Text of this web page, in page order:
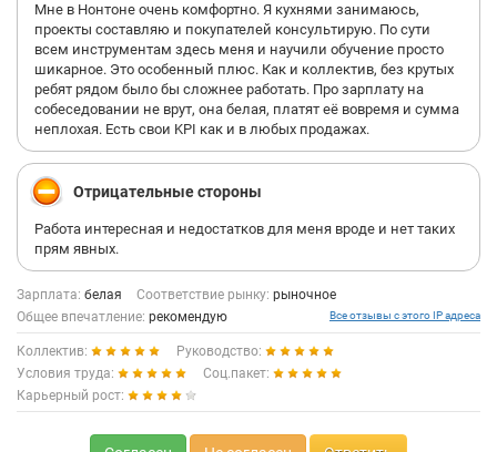
Мне в Нонтоне очень комфортно. Я кухнями занимаюсь,
проекты составляю и покупателей консультирую. По сути
всем инструментам здесь меня и научили обучение просто
шикарное. Это особенный плюс. Как и коллектив, без крутых
ребят рядом было бы сложнее работать. Про зарплату на
собеседовании не врут, она белая, платят её вовремя и сумма
неплохая. Есть свои KPI как и в любых продажах.
Отрицательные стороны
Работа интересная и недостатков для меня вроде и нет таких
прям явных.
Зарплата: белая Соответствие рынку: рыночное
Общее впечатление: рекомендую Все отзывы с этого IP адреса
Коллектив:
Руководство:
Условия труда:
Соц.пакет:
Карьерный рост: